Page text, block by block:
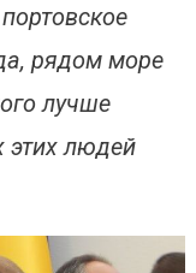
рядом море
лучше
этих людей